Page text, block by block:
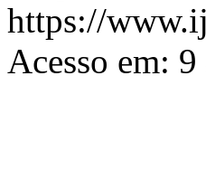
https://
Acesso em: